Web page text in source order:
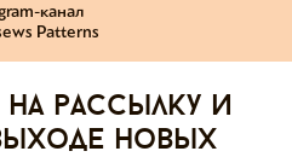
канал
Patterns
рассылку и
новых